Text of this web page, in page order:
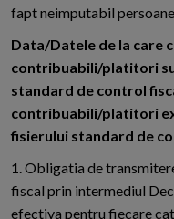
fapt neimputabil
Data/Datele de la care
contribuabili/platitori
standard de control
contribuabili/platitori
fisierului standard de
1. Obligatia de
fiscal prin intermediul
efectiva pentru fiecare